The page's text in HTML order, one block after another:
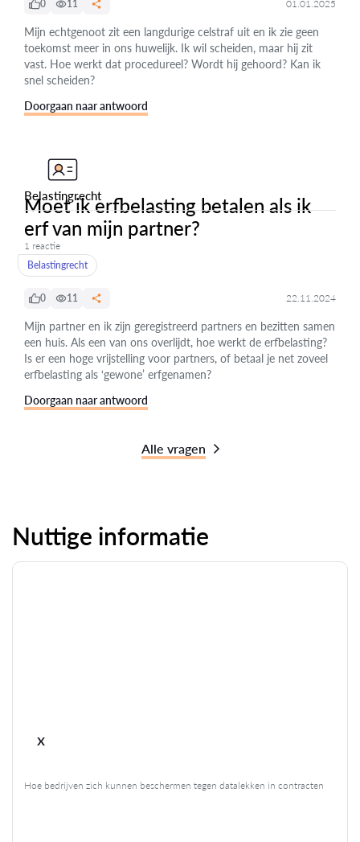
0 11 01.01.2025
Mijn echtgenoot zit een langdurige celstraf uit en ik zie geen
toekomst meer in ons huwelijk. Ik wil scheiden, maar hij zit
vast. Hoe werkt dat procedureel? Wordt hij gehoord? Kan ik
snel scheiden?
Doorgaan naar antwoord
Belastingrecht
Moet ik erfbelasting betalen als ik
erf van mijn partner?
1 reactie
Belastingrecht
0 11 22.11.2024
Mijn partner en ik zijn geregistreerd partners en bezitten samen
een huis. Als een van ons overlijdt, hoe werkt de erfbelasting?
Is er een hoge vrijstelling voor partners, of betaal je net zoveel
erfbelasting als ‘gewone’ erfgenamen?
Doorgaan naar antwoord
Alle vragen
Nuttige informatie
x
Hoe bedrijven zich kunnen beschermen tegen datalekken in contracten